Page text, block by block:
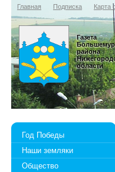
Главная Подписка Карта
Газета
района
области
Год Победы
Наши земляки
Общество